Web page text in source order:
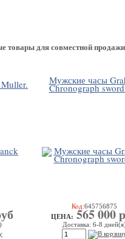
товары для совместной продажи
Мужские часы
Chronograph
Код:645756875
ЦEHA:565 000
Доставка: 6-8